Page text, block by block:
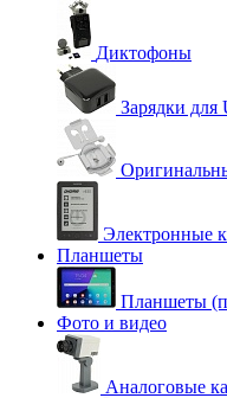
Диктофоны
Зарядки для
Электронные
Планшеты
Планшеты
Фото и видео
Аналоговые